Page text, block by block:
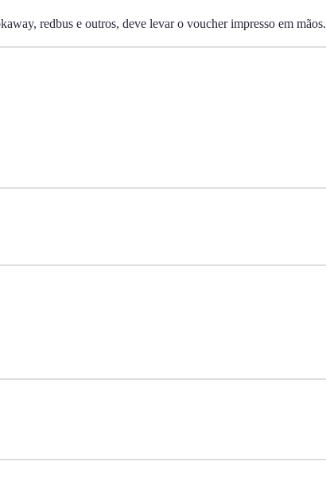
redbus e outros, deve levar o voucher impresso em mãos.